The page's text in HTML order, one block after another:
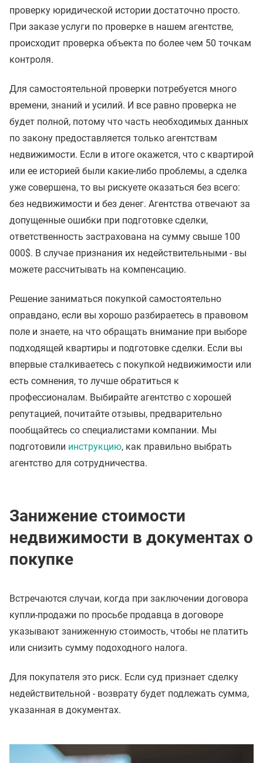
проверку юридической истории достаточно просто.
При заказе услуги по проверке в нашем агентстве,
происходит проверка объекта по более чем 50 точкам
контроля.
Для самостоятельной проверки потребуется много
времени, знаний и усилий. И все равно проверка не
будет полной, потому что часть необходимых данных
по закону предоставляется только агентствам
недвижимости. Если в итоге окажется, что с квартирой
или ее историей были какие-либо проблемы, а сделка
уже совершена, то вы рискуете оказаться без всего:
без недвижимости и без денег. Агентства отвечают за
допущенные ошибки при подготовке сделки,
ответственность застрахована на сумму свыше 100
000$. В случае признания их недействительными - вы
можете рассчитывать на компенсацию.
Решение заниматься покупкой самостоятельно
оправдано, если вы хорошо разбираетесь в правовом
поле и знаете, на что обращать внимание при выборе
подходящей квартиры и подготовке сделки. Если вы
впервые сталкиваетесь с покупкой недвижимости или
есть сомнения, то лучше обратиться к
профессионалам. Выбирайте агентство с хорошей
репутацией, почитайте отзывы, предварительно
пообщайтесь со специалистами компании. Мы
подготовили инструкцию, как правильно выбрать
агентство для сотрудничества.
Занижение стоимости
недвижимости в документах о
покупке
Встречаются случаи, когда при заключении договора
купли-продажи по просьбе продавца в договоре
указывают заниженную стоимость, чтобы не платить
или снизить сумму подоходного налога.
Для покупателя это риск. Если суд признает сделку
недействительной - возврату будет подлежать сумма,
указанная в документах.